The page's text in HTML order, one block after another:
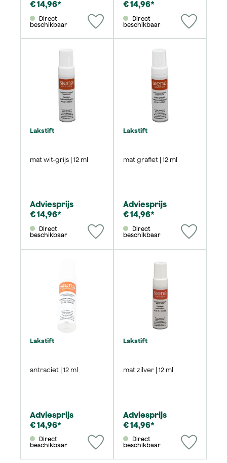
€ 14,96*
beschikbaar
€ 14,96*
beschikbaar
Lakstift
mat wit-grijs | 12 ml
Adviesprijs
€ 14,96*
beschikbaar
Lakstift
mat grafiet | 12 ml
Adviesprijs
€ 14,96*
beschikbaar
Lakstift
antraciet | 12 ml
Adviesprijs
€ 14,96*
beschikbaar
Lakstift
mat zilver | 12 ml
Adviesprijs
€ 14,96*
beschikbaar